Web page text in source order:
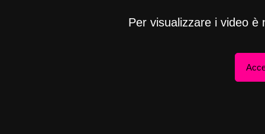
Per visualizzare i video è